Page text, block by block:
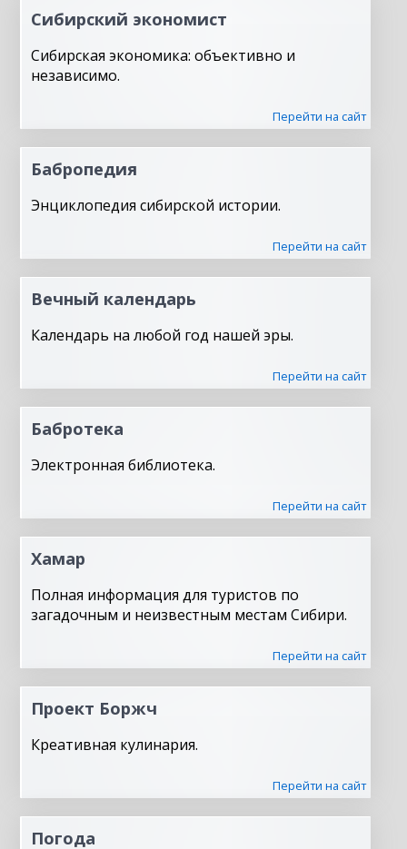
Сибирский экономист
Сибирская экономика: объективно и
независимо.
Перейти на сайт
Бабропедия
Энциклопедия сибирской истории.
Перейти на сайт
Вечный календарь
Календарь на любой год нашей эры.
Перейти на сайт
Бабротека
Электронная библиотека.
Перейти на сайт
Хамар
Полная информация для туристов по
загадочным и неизвестным местам Сибири.
Перейти на сайт
Проект Боржч
Креативная кулинария.
Перейти на сайт
Погода